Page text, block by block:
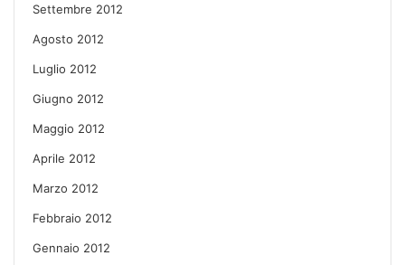
Settembre 2012
Agosto 2012
Luglio 2012
Giugno 2012
Maggio 2012
Aprile 2012
Marzo 2012
Febbraio 2012
Gennaio 2012